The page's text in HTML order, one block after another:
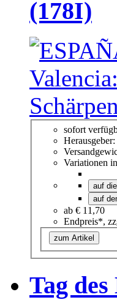
(178I)
sofort
Herausgeber:
Variationen
auf
auf
ab € 11,70
Endpreis*,
zum Artikel
Tag